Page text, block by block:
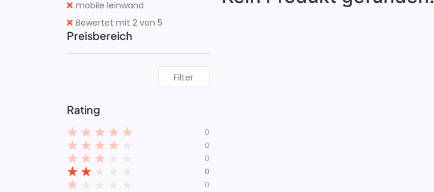
mobile leinwand
Bewertet mit 2 von 5
Preisbereich
Filter
Rating
★ ★ ★ ★ ★ 0
★ ★ ★ ★ 0
★ ★ ★ 0
★ ★ 0
★ 0